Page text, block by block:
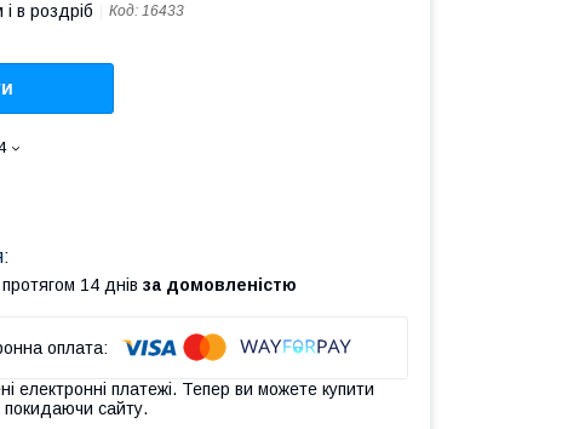
в роздріб Код: 16433
14 днів за домовленістю
електронні платежі. Тепер ви можете купити
сайту.